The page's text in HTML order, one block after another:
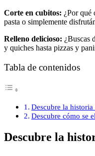
Corte en cubitos: ¿Por qué
pasta o simplemente
Relleno delicioso: ¿Buscas
y quiches hasta pizzas y
Tabla de contenidos
Descubre la
Descubre cómo se
Descubre la